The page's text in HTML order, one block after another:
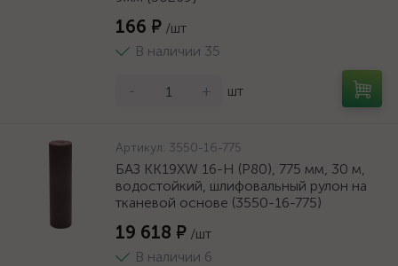
166 ₽ /шт
В наличии 35
- + шт
Артикул: 3550-16-775
БАЗ KK19XW 16-H (Р80), 775 мм, 30 м,
водостойкий, шлифовальный рулон на
тканевой основе (3550-16-775)
19 618 ₽ /шт
В наличии 6